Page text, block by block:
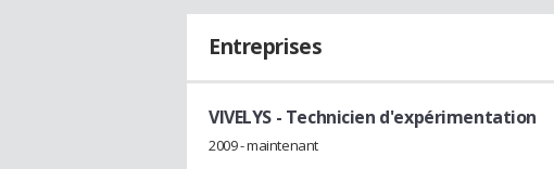
Entreprises
VIVELYS - Technicien d'expérimentation
2009 - maintenant